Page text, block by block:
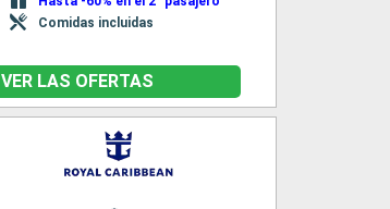
Comidas incluidas
VER LAS OFERTAS